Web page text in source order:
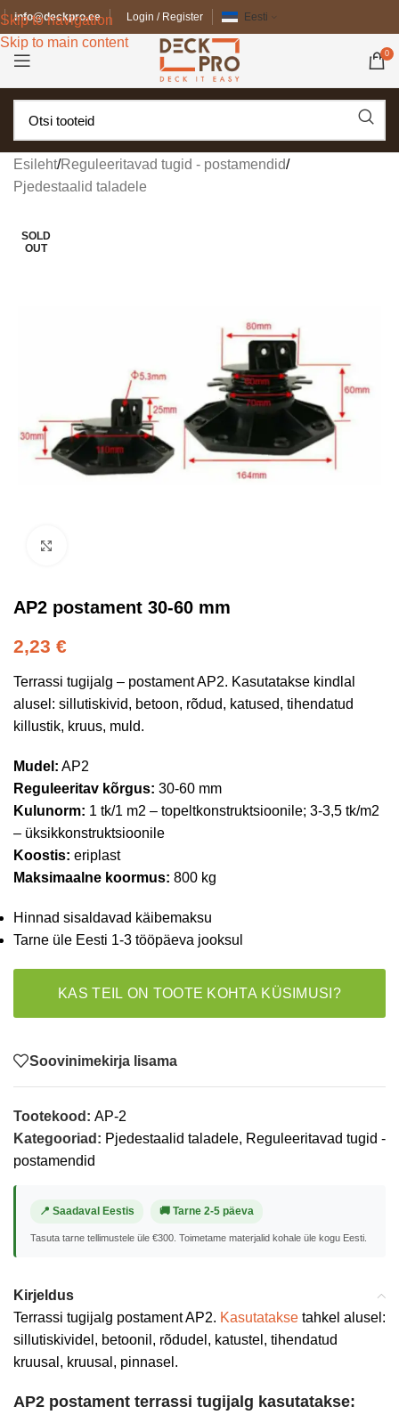
Skip to navigation
Skip to main content
info@deckpro.ee Login / Register Eesti
0
Esileht/Reguleeritavad tugid - postamendid/
Pjedestaalid taladele
SOLD
OUT
AP2 postament 30-60 mm
2,23 €
Terrassi tugijalg – postament AP2. Kasutatakse kindlal
alusel: sillutiskivid, betoon, rõdud, katused, tihendatud
killustik, kruus, muld.
Mudel: AP2
Reguleeritav kõrgus: 30-60 mm
Kulunorm: 1 tk/1 m2 – topeltkonstruktsioonile; 3-3,5 tk/m2
– üksikkonstruktsioonile
Koostis: eriplast
Maksimaalne koormus: 800 kg
Hinnad sisaldavad käibemaksu
Tarne üle Eesti 1-3 tööpäeva jooksul
KAS TEIL ON TOOTE KOHTA KÜSIMUSI?
Soovinimekirja lisama
Tootekood: AP-2
Kategooriad: Pjedestaalid taladele, Reguleeritavad tugid -
postamendid
📍 Saadaval Eestis 🚚 Tarne 2-5 päeva
Tasuta tarne tellimustele üle €300. Toimetame materjalid kohale üle kogu Eesti.
Kirjeldus
Terrassi tugijalg postament AP2. Kasutatakse tahkel alusel:
sillutiskividel, betoonil, rõdudel, katustel, tihendatud
kruusal, kruusal, pinnasel.
AP2 postament terrassi tugijalg kasutatakse: